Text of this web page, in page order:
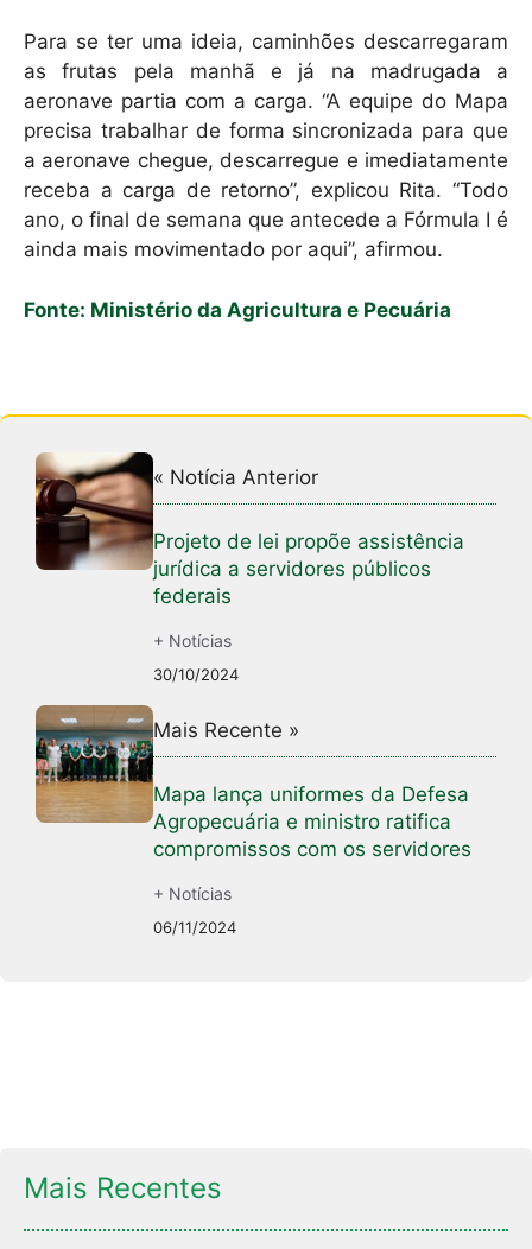
Para se ter uma ideia, caminhões descarregaram
as frutas pela manhã e já na madrugada a
aeronave partia com a carga. “A equipe do Mapa
precisa trabalhar de forma sincronizada para que
a aeronave chegue, descarregue e imediatamente
receba a carga de retorno”, explicou Rita. “Todo
ano, o final de semana que antecede a Fórmula I é
ainda mais movimentado por aqui”, afirmou.
Fonte: Ministério da Agricultura e Pecuária
« Notícia Anterior
Projeto de lei propõe assistência
jurídica a servidores públicos
federais
+ Notícias
30/10/2024
Mais Recente »
Mapa lança uniformes da Defesa
Agropecuária e ministro ratifica
compromissos com os servidores
+ Notícias
06/11/2024
Mais Recentes